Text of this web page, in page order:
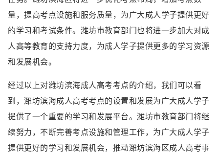
量，提高考点设施和服务质量，为广大成人学子提供更好
的学习和考试条件。潍坊市教育部门也将进一步加大对成
人高等教育的支持力度，为成人学子提供更多的学习资源
和发展机会。
经过以上对潍坊滨海成人高考考点的介绍，我们可以看
到，潍坊滨海成人高考考点的设置和发展为广大成人学子
提供了一个重要的学习和发展平台。潍坊市教育部门将继
续努力，不断完善考点设施和管理工作，为广大成人学子
提供更好的学习和发展机会，推动潍坊滨海区成人高考事